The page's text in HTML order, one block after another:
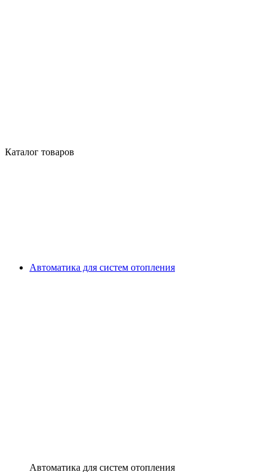
Каталог товаров
Автоматика для систем отопления
Автоматика для систем отопления